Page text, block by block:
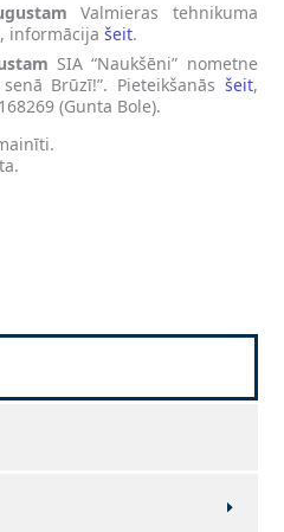
Valmieras tehnikuma
informācijašeit.
SIA “Naukšēni” nometne
Brūzī!”. Pieteikšanās šeit,
(Gunta Bole).